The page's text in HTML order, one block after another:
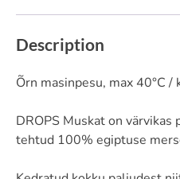
Description
Õrn masinpesu, max 40°C /
DROPS Muskat on
tehtud 100% egiptuse